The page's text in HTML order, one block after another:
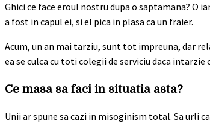
Ghici ce face eroul nostru dupa o saptamana? O
a fost in capul ei, si el pica in plasa ca un fraier.
Acum, un an mai tarziu, sunt tot impreuna, dar
ea se culca cu toti colegii de serviciu daca
Ce masa sa faci in situatia asta?
Unii ar spune sa cazi in misoginism total. Sa urli